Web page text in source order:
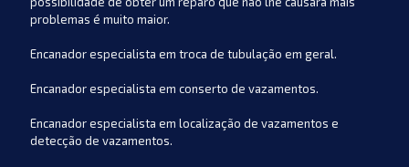
problemas é muito maior.
Encanador especialista em troca de tubulação em geral.
Encanador especialista em conserto de vazamentos.
Encanador especialista em localização de vazamentos e
detecção de vazamentos.